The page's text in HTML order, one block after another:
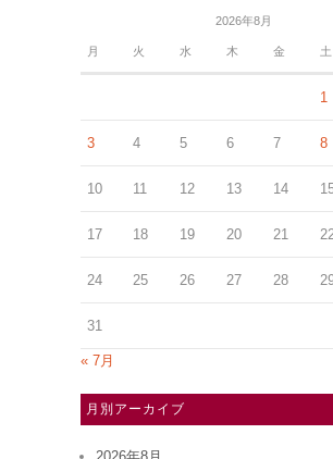
2026年8月
月 火 水 木 金 土
1
3 4 5 6 7 8
10 11 12 13 14
17 18 19 20 21
24 25 26 27 28
31
« 7月
月別アーカイブ